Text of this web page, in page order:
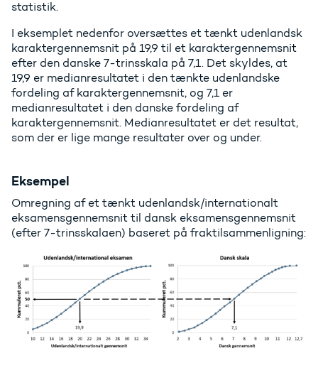
statistik.
I eksemplet nedenfor oversættes et tænkt udenlandsk
karaktergennemsnit på 19,9 til et karaktergennemsnit
efter den danske 7-trinsskala på 7,1. Det skyldes, at
19,9 er medianresultatet i den tænkte udenlandske
fordeling af karaktergennemsnit, og 7,1 er
medianresultatet i den danske fordeling af
karaktergennemsnit. Medianresultatet er det resultat,
som der er lige mange resultater over og under.
Eksempel
Omregning af et tænkt udenlandsk/internationalt
eksamensgennemsnit til dansk eksamensgennemsnit
(efter 7-trinsskalaen) baseret på fraktilsammenligning: